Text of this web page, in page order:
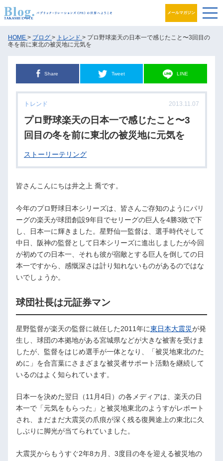
メールマガジン
ブログ
パブリック・リレーションズとは
アカデミック活動
井之上PRグループ
HOME > ブログ > トレンド > プロ野球楽天の日本一で感じたこと〜3回目の
冬を前に東北の被災地に元気を
Share Tweet LINE
トレンド 2013.11.07
プロ野球楽天の日本一で感じたこと〜3
回目の冬を前に東北の被災地に元気を
ストーリーテリング
皆さんこんにちは井之上 喬です。
今年のプロ野球日本シリーズは、皆さんご存知のようにパリ
ーグの楽天が球団創設9年目でセリーグの巨人を4勝3敗で下
し、日本一に輝きました。星野仙一監督は、選手時代そして
中日、阪神の監督として日本シリーズに進出しましたが今回
が初めての日本一、それも彼が宿敵とする巨人を倒しての日
本一ですから、感慨深さは計り知れないものがあるのではな
いでしょうか。
球団社長は元証券マン
星野監督が楽天の監督に就任した2011年に東日本大震災が発
生し、球団の本拠地がある宮城県などが大きな被害を受けま
したが、監督をはじめ選手が一体となり、「被災地東北のた
めに」を合言葉にさまざまな被災者サポート活動を継続して
いるのはよく知られています。
日本一を決めた翌日（11月4日）の各メディアは、楽天の日
本一で「元気をもらった」と被災地東北のようすがレポート
され、まだまだ大震災の爪痕が深く残る復興途上の東北に久
しぶりに脚光が当てられていました。
大震災からもうすぐ2年8カ月、3度目の冬を迎える被災地の